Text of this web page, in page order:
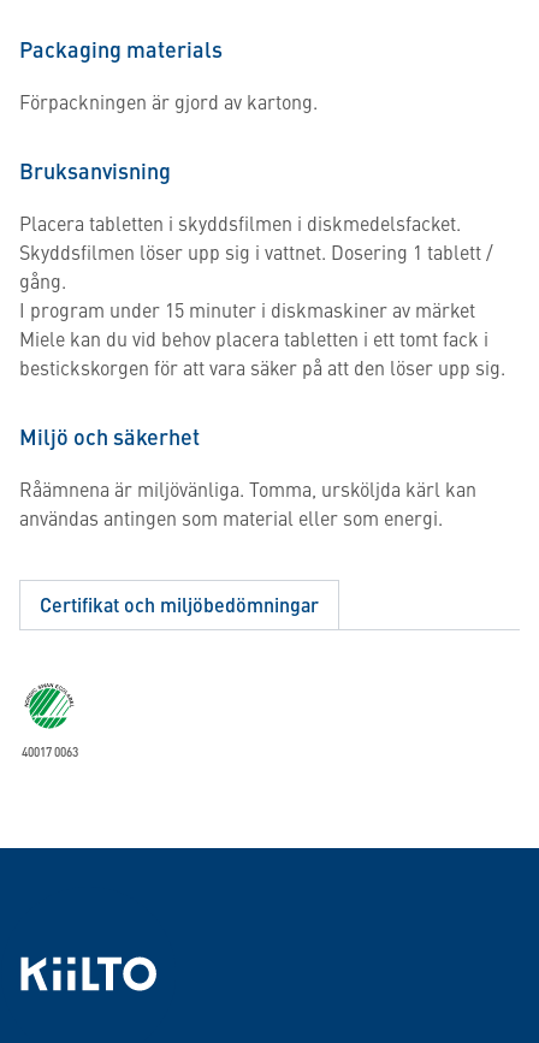
Packaging materials
Förpackningen är gjord av kartong.
Bruksanvisning
Placera tabletten i skyddsfilmen i diskmedelsfacket.
Skyddsfilmen löser upp sig i vattnet. Dosering 1 tablett /
gång.
I program under 15 minuter i diskmaskiner av märket
Miele kan du vid behov placera tabletten i ett tomt fack i
bestickskorgen för att vara säker på att den löser upp sig.
Miljö och säkerhet
Råämnena är miljövänliga. Tomma, ursköljda kärl kan
användas antingen som material eller som energi.
Certifikat och miljöbedömningar
40017 0063